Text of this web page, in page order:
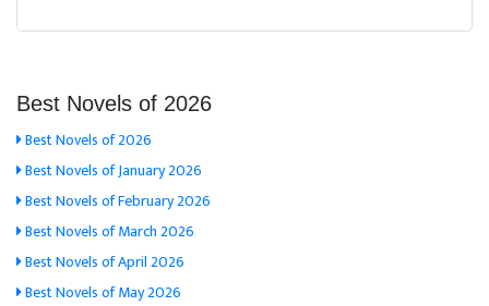
Best Novels of 2026
Best Novels of 2026
Best Novels of January 2026
Best Novels of February 2026
Best Novels of March 2026
Best Novels of April 2026
Best Novels of May 2026